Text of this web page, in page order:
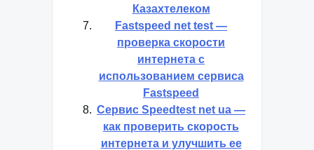
Казахтелеком
Fastspeed net test —
проверка скорости
интернета с
использованием сервиса
Fastspeed
Сервис Speedtest net ua —
как проверить скорость
интернета и улучшить ее